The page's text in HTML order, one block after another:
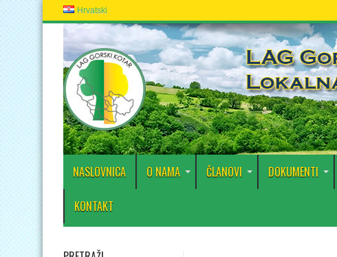
Hrvatski
NASLOVNICA O NAMA ČLANOVI DOKUMENTI
KONTAKT